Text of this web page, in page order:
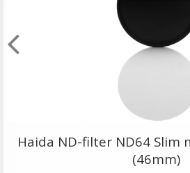
Step Up Ring 30-30.5mm -
Haida ND-filter ND64 Slim
(46mm)